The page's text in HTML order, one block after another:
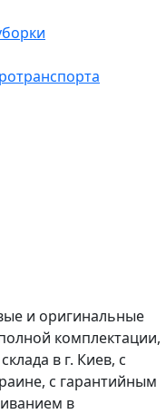
и оригинальные
комплектации,
в г. Киев, с
с гарантийным
в